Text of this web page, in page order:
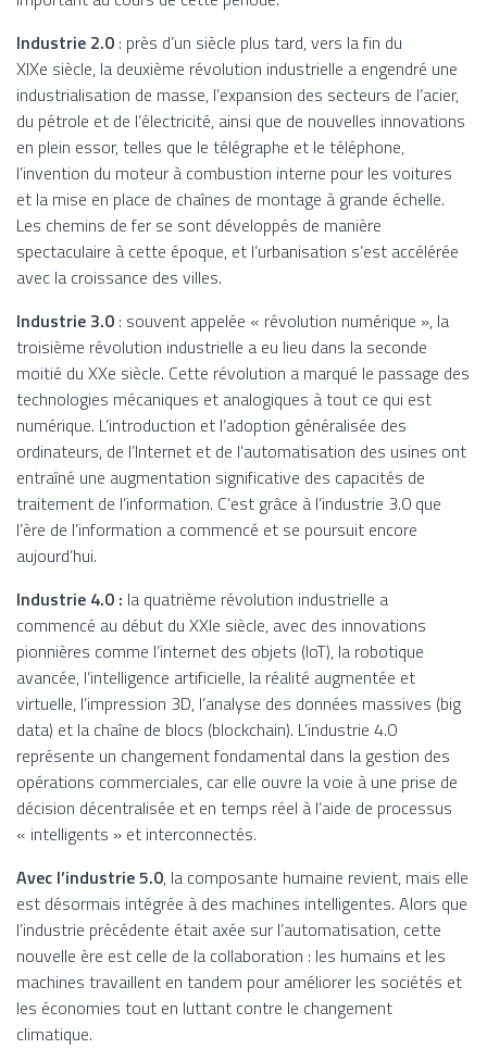
Industrie 2.0 : près d’un siècle plus tard, vers la fin du
XIXe siècle, la deuxième révolution industrielle a engendré une
industrialisation de masse, l’expansion des secteurs de l’acier,
du pétrole et de l’électricité, ainsi que de nouvelles innovations
en plein essor, telles que le télégraphe et le téléphone,
l’invention du moteur à combustion interne pour les voitures
et la mise en place de chaînes de montage à grande échelle.
Les chemins de fer se sont développés de manière
spectaculaire à cette époque, et l’urbanisation s’est accélérée
avec la croissance des villes.
Industrie 3.0 : souvent appelée « révolution numérique », la
troisième révolution industrielle a eu lieu dans la seconde
moitié du XXe siècle. Cette révolution a marqué le passage des
technologies mécaniques et analogiques à tout ce qui est
numérique. L’introduction et l’adoption généralisée des
ordinateurs, de l’Internet et de l’automatisation des usines ont
entraîné une augmentation significative des capacités de
traitement de l’information. C’est grâce à l’industrie 3.0 que
l’ère de l’information a commencé et se poursuit encore
aujourd’hui.
Industrie 4.0 : la quatrième révolution industrielle a
commencé au début du XXIe siècle, avec des innovations
pionnières comme l’internet des objets (IoT), la robotique
avancée, l’intelligence artificielle, la réalité augmentée et
virtuelle, l’impression 3D, l’analyse des données massives (big
data) et la chaîne de blocs (blockchain). L’industrie 4.0
représente un changement fondamental dans la gestion des
opérations commerciales, car elle ouvre la voie à une prise de
décision décentralisée et en temps réel à l’aide de processus
« intelligents » et interconnectés.
Avec l’industrie 5.0, la composante humaine revient, mais elle
est désormais intégrée à des machines intelligentes. Alors que
l’industrie précédente était axée sur l’automatisation, cette
nouvelle ère est celle de la collaboration : les humains et les
machines travaillent en tandem pour améliorer les sociétés et
les économies tout en luttant contre le changement
climatique.